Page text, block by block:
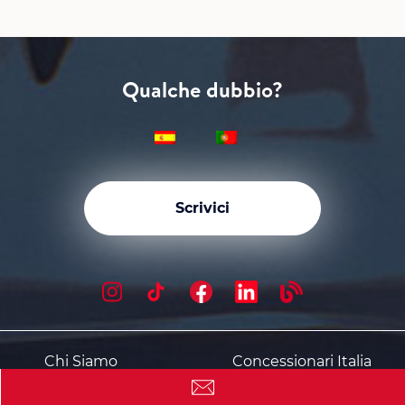
Qualche dubbio?
Scrivici
Chi Siamo
Concessionari Italia